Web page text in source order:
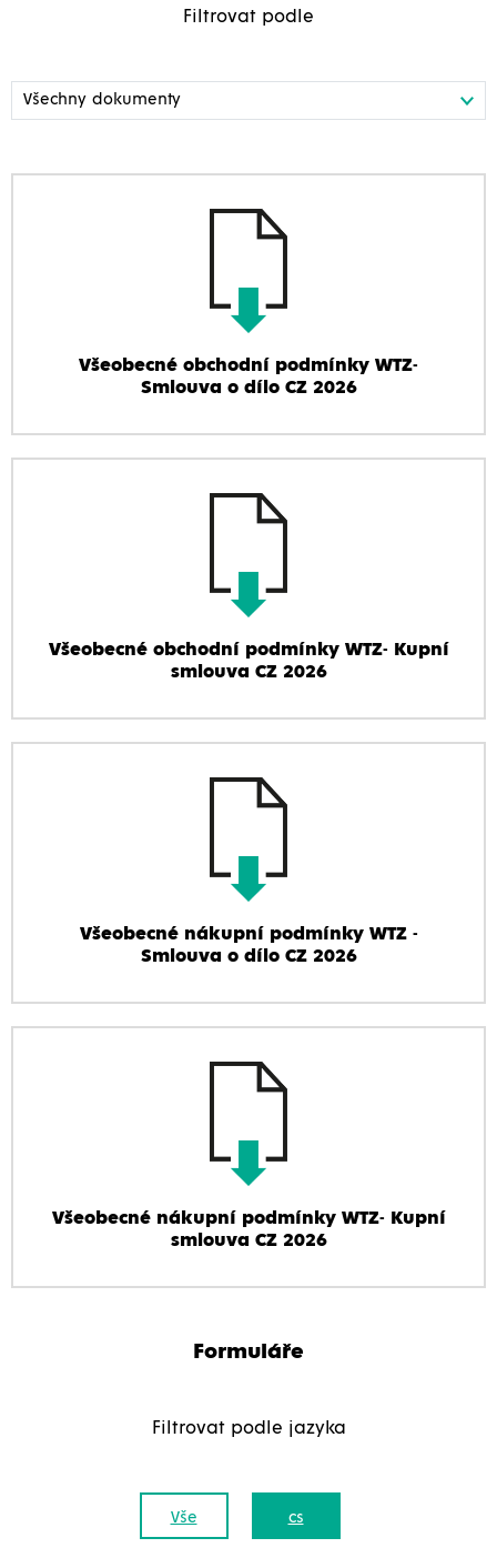
Filtrovat podle
Všeobecné obchodní podmínky WTZ-
Smlouva o dílo CZ 2026
Všeobecné obchodní podmínky WTZ- Kupní
smlouva CZ 2026
Všeobecné nákupní podmínky WTZ -
Smlouva o dílo CZ 2026
Všeobecné nákupní podmínky WTZ- Kupní
smlouva CZ 2026
Formuláře
Filtrovat podle jazyka
Vše cs